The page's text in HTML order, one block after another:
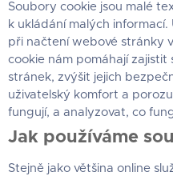
Soubory cookie jsou malé
k ukládání malých
při načtení webové stránky
cookie nám pomáhají
stránek, zvýšit jejich
uživatelský komfort a
fungují, a analyzovat, co
Jak používáme
Stejně jako většina online